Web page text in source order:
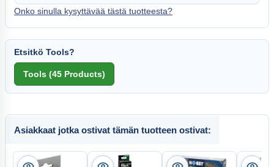
Onko sinulla kysyttävää tästä tuotteesta?
Etsitkö Tools?
Asiakkaat jotka ostivat tämän tuotteen ostivat: